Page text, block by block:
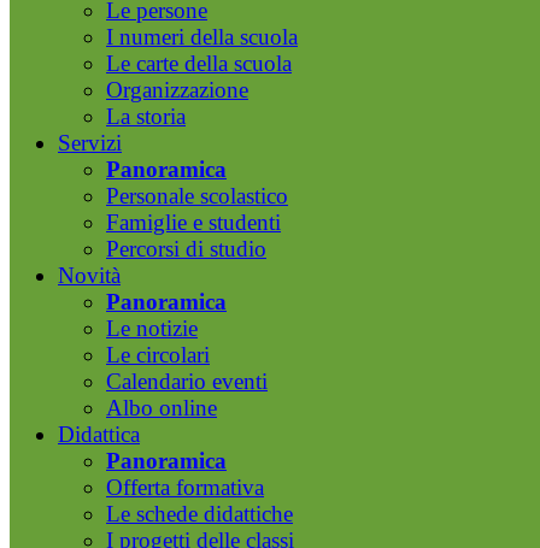
Le persone
I numeri della scuola
Le carte della scuola
Organizzazione
La storia
Servizi
Panoramica
Personale scolastico
Famiglie e studenti
Percorsi di studio
Novità
Panoramica
Le notizie
Le circolari
Calendario eventi
Albo online
Didattica
Panoramica
Offerta formativa
Le schede didattiche
I progetti delle classi